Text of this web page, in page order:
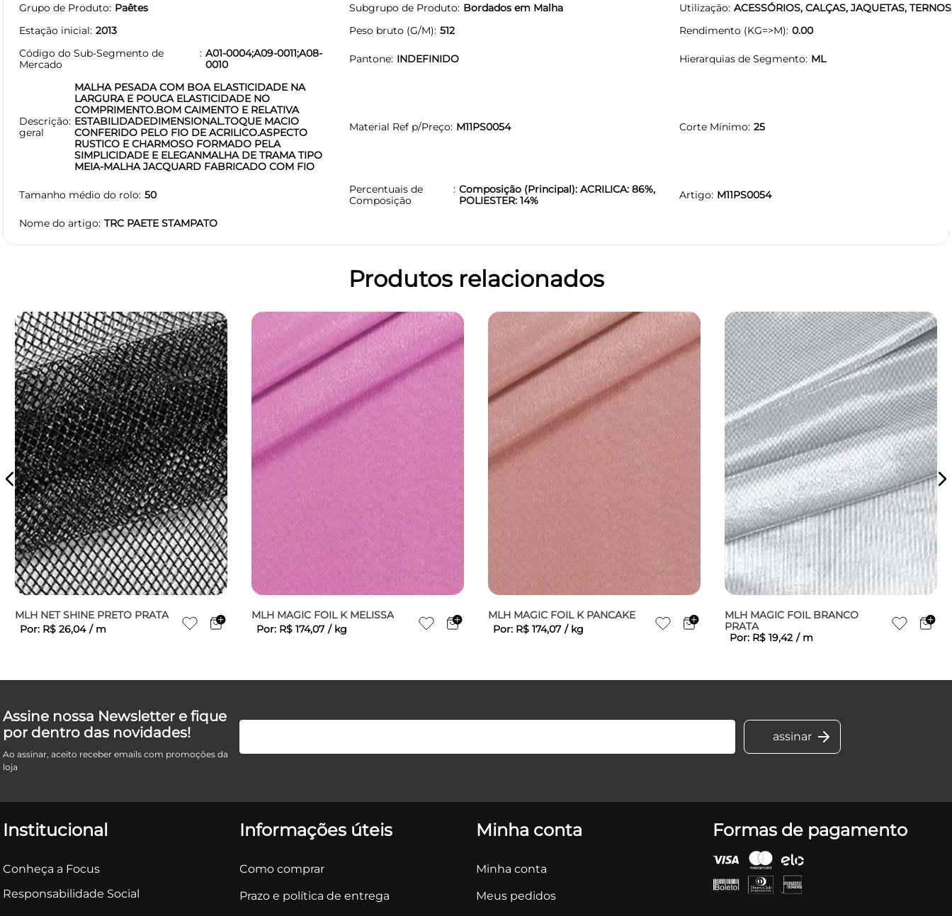
Grupo de Produto Paêtes Subgrupo de Produto Bordados em Malha Utilização ACESSÓRIOS, CALÇAS, JAQUETAS,
Estação inicial 2013 Peso bruto (G/M) 512 Rendimento (KG=>M) 0.00
Código do Sub-Segmento de
Mercado
A01-0004;A09-0011;A08-
0010
Pantone INDEFINIDO Hierarquias de Segmento ML
Descrição
geral
MALHA PESADA COM BOA ELASTICIDADE NA
LARGURA E POUCA ELASTICIDADE NO
COMPRIMENTO.BOM CAIMENTO E RELATIVA
ESTABILIDADEDIMENSIONAL.TOQUE MACIO
CONFERIDO PELO FIO DE ACRILICO.ASPECTO
RUSTICO E CHARMOSO FORMADO PELA
SIMPLICIDADE E ELEGANMALHA DE TRAMA TIPO
MEIA-MALHA JACQUARD FABRICADO COM FIO
Material Ref p/Preço M11PS0054 Corte Mínimo 25
Tamanho médio do rolo 50
Percentuais de
Composição
Composição (Principal): ACRILICA: 86%,
POLIESTER: 14%
Artigo M11PS0054
Nome do artigo TRC PAETE STAMPATO
Produtos relacionados
MLH NET SHINE PRETO PRATA
Por: R$ 26,04 / m
MLH MAGIC FOIL K MELISSA
Por: R$ 174,07 / kg
MLH MAGIC FOIL K PANCAKE
Por: R$ 174,07 / kg
MLH MAGIC FOIL BRANCO
PRATA
Por: R$ 19,42 / m
Assine nossa Newsletter e fique
por dentro das novidades!
Ao assinar, aceito receber emails com promoções da
loja
Institucional
Conheça a Focus
Responsabilidade Social
Informações úteis
Como comprar
Prazo e política de entrega
Minha conta
Minha conta
Meus pedidos
Formas de pagamento